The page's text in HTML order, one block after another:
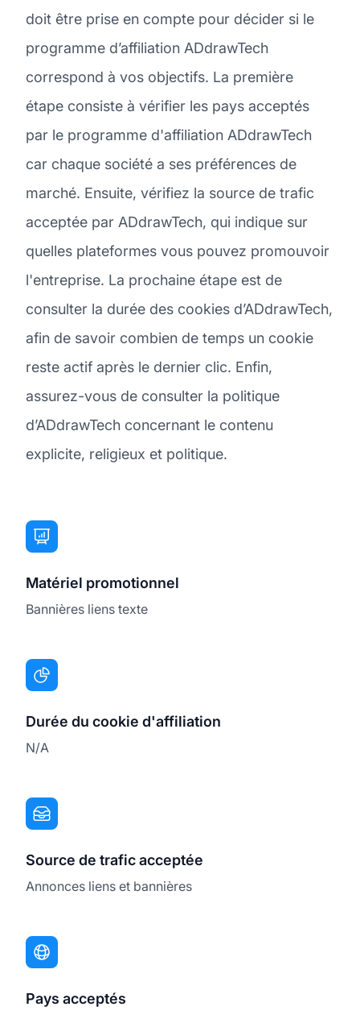
doit être prise en compte pour décider si le
programme d’affiliation ADdrawTech
correspond à vos objectifs. La première
étape consiste à vérifier les pays acceptés
par le programme d'affiliation ADdrawTech
car chaque société a ses préférences de
marché. Ensuite, vérifiez la source de trafic
acceptée par ADdrawTech, qui indique sur
quelles plateformes vous pouvez promouvoir
l'entreprise. La prochaine étape est de
consulter la durée des cookies d’ADdrawTech,
afin de savoir combien de temps un cookie
reste actif après le dernier clic. Enfin,
assurez-vous de consulter la politique
d’ADdrawTech concernant le contenu
explicite, religieux et politique.
Matériel promotionnel
Bannières liens texte
Durée du cookie d'affiliation
N/A
Source de trafic acceptée
Annonces liens et bannières
Pays acceptés